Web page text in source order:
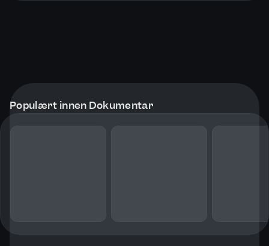
Populært innen Dokumentar